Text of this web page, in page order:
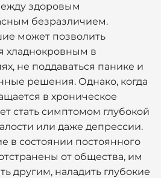
здоровым
безразличием.
может позволить
хладнокровным в
не поддаваться панике и
решения. Однако, когда
в хроническое
стать симптомом глубокой
или даже депрессии.
состоянии постоянного
от общества, им
другим, наладить глубокие